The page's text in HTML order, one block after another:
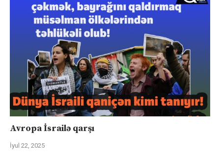
Avropa İsrailə qarşı
İyul 22, 2025